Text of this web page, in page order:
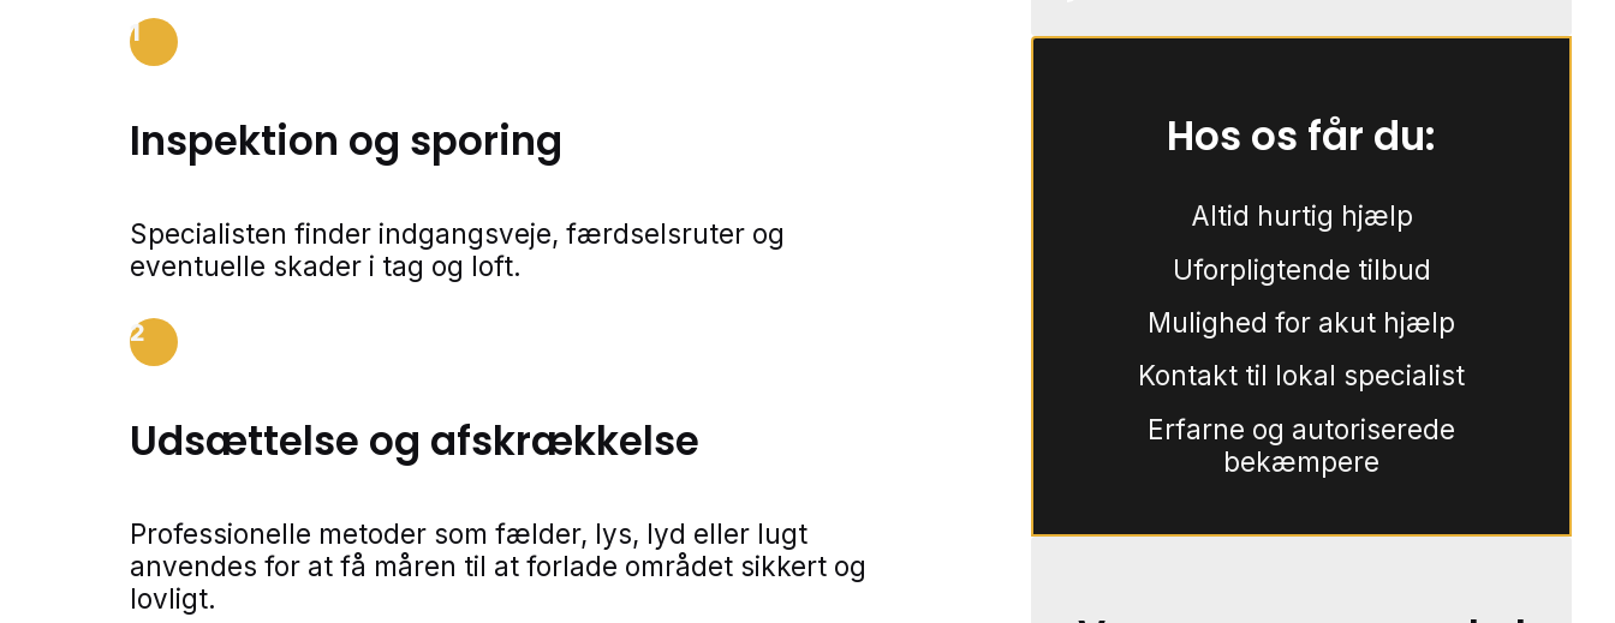
1
Inspektion og sporing
Specialisten finder indgangsveje, færdselsruter og
eventuelle skader i tag og loft.
2
Udsættelse og afskrækkelse
Professionelle metoder som fælder, lys, lyd eller lugt
anvendes for at få måren til at forlade området sikkert og
lovligt.
Hos os får du:
Altid hurtig hjælp
Uforpligtende tilbud
Mulighed for akut hjælp
Kontakt til lokal specialist
Erfarne og autoriserede
bekæmpere